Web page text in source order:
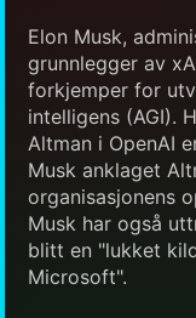
Elon Musk,
grunnlegger av
forkjemper for
intelligens (AGI).
Altman i OpenAI
Musk anklaget
organisasjonens
Musk har også
blitt en "lukket
Microsoft".